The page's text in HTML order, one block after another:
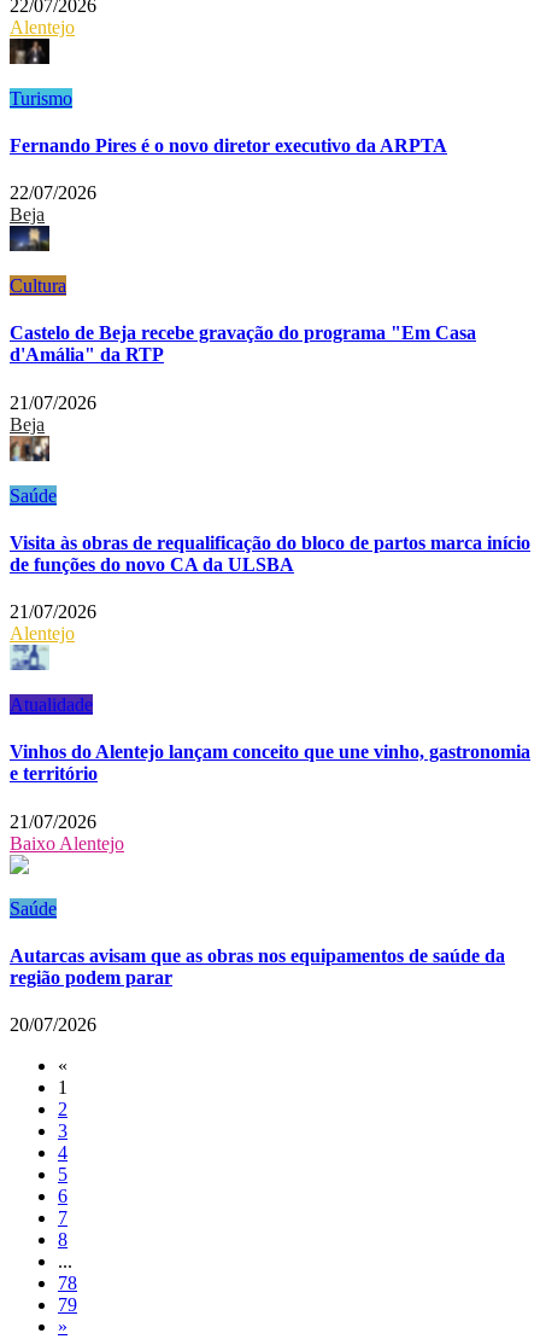
22/07/2026
Alentejo
Turismo
Fernando Pires é o novo diretor executivo da ARPTA
22/07/2026
Beja
Cultura
Castelo de Beja recebe gravação do programa "Em Casa
d'Amália" da RTP
21/07/2026
Beja
Saúde
Visita às obras de requalificação do bloco de partos marca início
de funções do novo CA da ULSBA
21/07/2026
Alentejo
Atualidade
Vinhos do Alentejo lançam conceito que une vinho, gastronomia
e território
21/07/2026
Baixo Alentejo
Saúde
Autarcas avisam que as obras nos equipamentos de saúde da
região podem parar
20/07/2026
«
1
2
3
4
5
6
7
8
...
78
79
»